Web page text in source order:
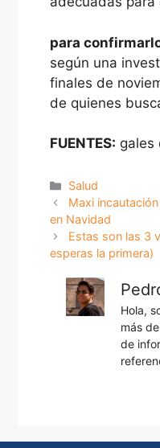
para
según una
finales de
de quienes
FUENTES: gales
Categorías
Salud
Maxi
en Navidad
Estas son las 3
esperas la primera)
Hola,
más
de